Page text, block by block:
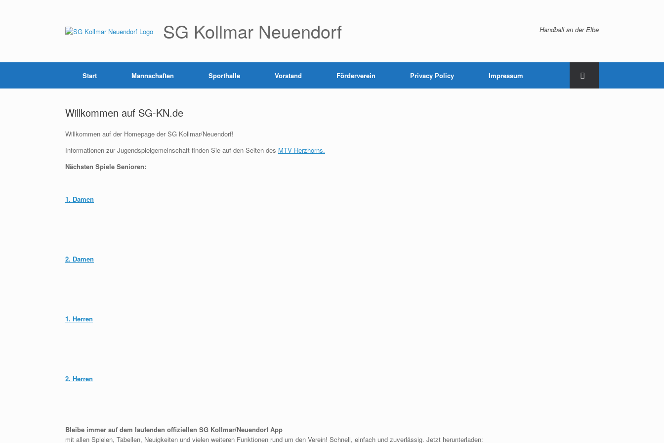
SG Kollmar Neuendorf Handball an der Elbe
Start Mannschaften Sporthalle Vorstand Förderverein Privacy Policy Impressum
Willkommen auf SG-KN.de
Willkommen auf der Homepage der SG Kollmar/Neuendorf!
Informationen zur Jugendspielgemeinschaft finden Sie auf den Seiten des MTV Herzhorns.
Nächsten Spiele Senioren:
1. Damen
2. Damen
1. Herren
2. Herren
Bleibe immer auf dem laufenden offiziellen SG Kollmar/Neuendorf App
mit allen Spielen, Tabellen, Neuigkeiten und vielen weiteren Funktionen rund um den Verein! Schnell, einfach und zuverlässig. Jetzt herunterladen: